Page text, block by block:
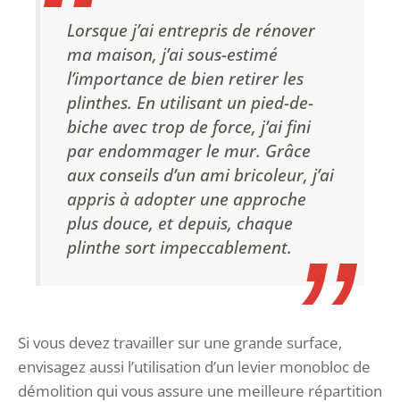
Lorsque j’ai entrepris de rénover
ma maison, j’ai sous-estimé
l’importance de bien retirer les
plinthes. En utilisant un pied-de-
biche avec trop de force, j’ai fini
par endommager le mur. Grâce
aux conseils d’un ami bricoleur, j’ai
appris à adopter une approche
plus douce, et depuis, chaque
plinthe sort impeccablement.
Si vous devez travailler sur une grande surface,
envisagez aussi l’utilisation d’un levier monobloc de
démolition qui vous assure une meilleure répartition